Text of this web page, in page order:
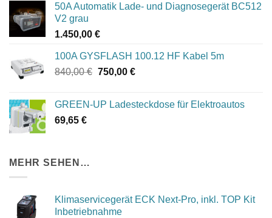
50A Automatik Lade- und Diagnosegerät BC512
V2 grau
1.450,00 €
100A GYSFLASH 100.12 HF Kabel 5m
840,00€ Ursprünglicher
840,00 €
750,00 €Aktueller
750,00 €.
GREEN-UP Ladesteckdose für Elektroautos
69,65 €
MEHR SEHEN…
Klimaservicegerät ECK Next-Pro, inkl. TOP Kit
Inbetriebnahme